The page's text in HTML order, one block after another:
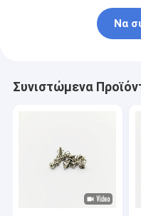
Να
Συνιστώμενα